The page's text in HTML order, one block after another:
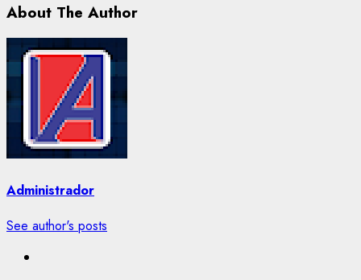
About The Author
Administrador
See author's posts